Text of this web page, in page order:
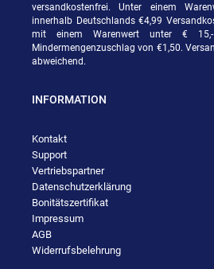
versandkostenfrei. Unter einem
innerhalb Deutschlands €4,99
mit einem Warenwert unter €
Mindermengenzuschlag von €1,50.
abweichend.
INFORMATION
Kontakt
Support
Vertriebspartner
Datenschutzerklärung
Bonitätszertifikat
Impressum
AGB
Widerrufsbelehrung